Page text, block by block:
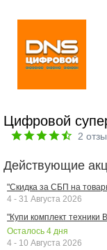
Цифровой
2
Действующие
"Скидка за СБП на
4 - 31 Августа 2026
"Купи комплект техники
Осталось 4 дня
4 - 10 Августа 2026